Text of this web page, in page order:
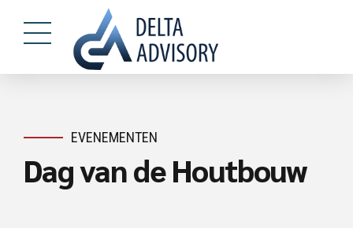
EVENEMENTEN
Dag van de Houtbouw